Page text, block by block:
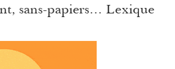
sans-papiers… Lexique